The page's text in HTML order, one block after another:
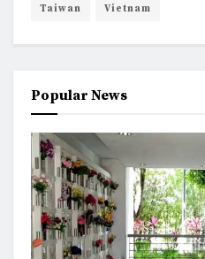
Taiwan Vietnam
Popular News